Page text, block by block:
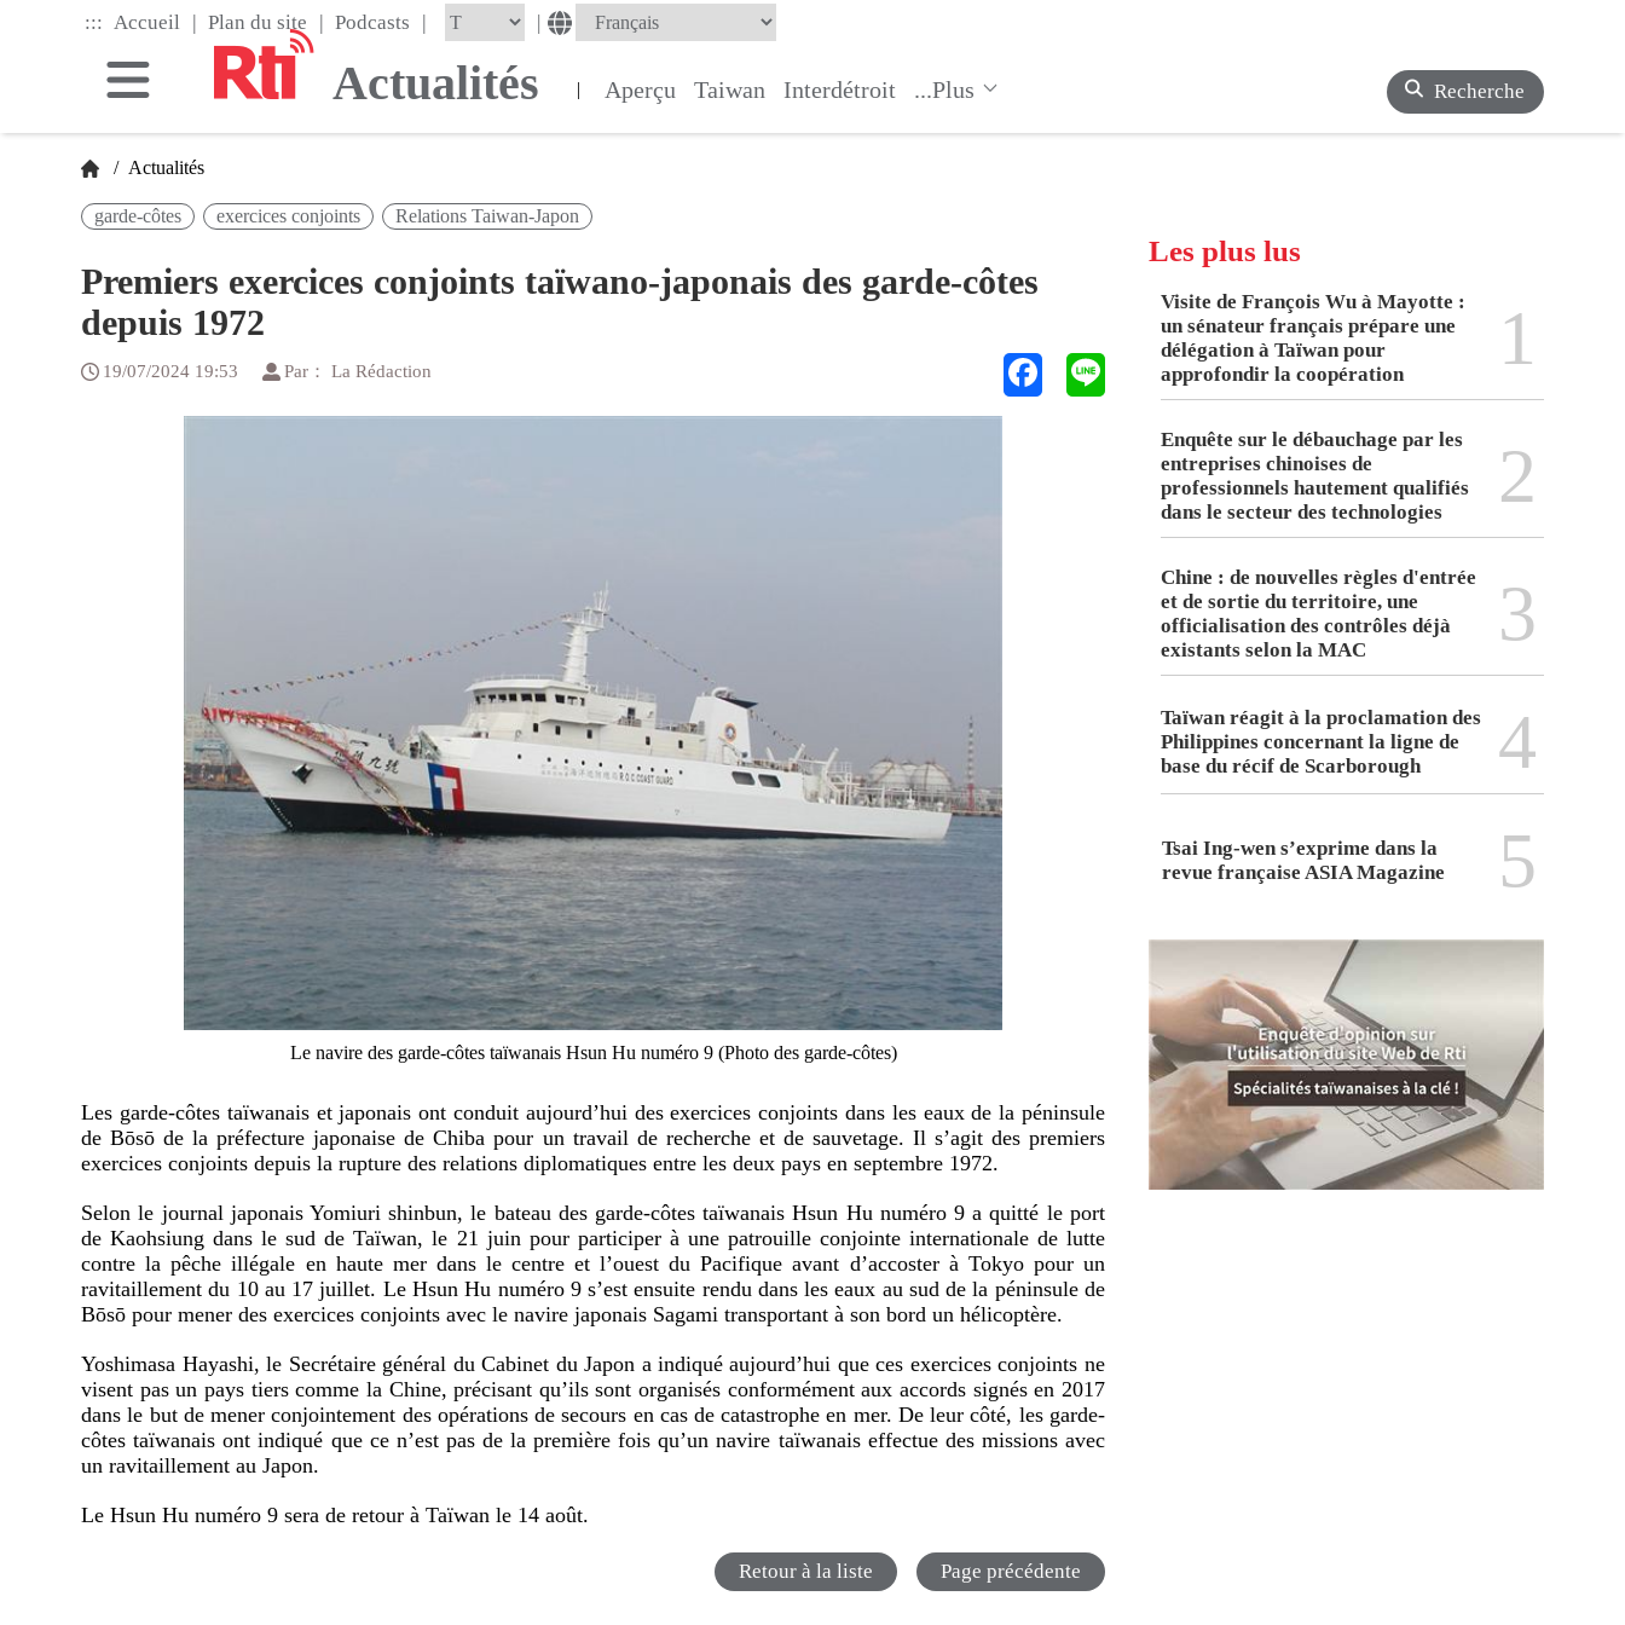
::: Accueil | Plan du site | Podcasts | |
Actualités | Aperçu Taiwan Interdétroit ...Plus Recherche
/ Actualités
garde-côtes exercices conjoints Relations Taiwan-Japon
Premiers exercices conjoints taïwano-japonais des garde-côtes
depuis 1972
19/07/2024 19:53 Par： La Rédaction
Le navire des garde-côtes taïwanais Hsun Hu numéro 9 (Photo des garde-côtes)
Les garde-côtes taïwanais et japonais ont conduit aujourd’hui des exercices conjoints dans les eaux de la péninsule
de Bōsō de la préfecture japonaise de Chiba pour un travail de recherche et de sauvetage. Il s’agit des premiers
exercices conjoints depuis la rupture des relations diplomatiques entre les deux pays en septembre 1972.
Selon le journal japonais Yomiuri shinbun, le bateau des garde-côtes taïwanais Hsun Hu numéro 9 a quitté le port
de Kaohsiung dans le sud de Taïwan, le 21 juin pour participer à une patrouille conjointe internationale de lutte
contre la pêche illégale en haute mer dans le centre et l’ouest du Pacifique avant d’accoster à Tokyo pour un
ravitaillement du 10 au 17 juillet. Le Hsun Hu numéro 9 s’est ensuite rendu dans les eaux au sud de la péninsule de
Bōsō pour mener des exercices conjoints avec le navire japonais Sagami transportant à son bord un hélicoptère.
Yoshimasa Hayashi, le Secrétaire général du Cabinet du Japon a indiqué aujourd’hui que ces exercices conjoints ne
visent pas un pays tiers comme la Chine, précisant qu’ils sont organisés conformément aux accords signés en 2017
dans le but de mener conjointement des opérations de secours en cas de catastrophe en mer. De leur côté, les garde-
côtes taïwanais ont indiqué que ce n’est pas de la première fois qu’un navire taïwanais effectue des missions avec
un ravitaillement au Japon.
Le Hsun Hu numéro 9 sera de retour à Taïwan le 14 août.
Retour à la liste Page précédente
Les plus lus
Visite de François Wu à Mayotte :
un sénateur français prépare une
délégation à Taïwan pour
approfondir la coopération
1
Enquête sur le débauchage par les
entreprises chinoises de
professionnels hautement qualifiés
dans le secteur des technologies
2
Chine : de nouvelles règles d'entrée
et de sortie du territoire, une
officialisation des contrôles déjà
existants selon la MAC
3
Taïwan réagit à la proclamation des
Philippines concernant la ligne de
base du récif de Scarborough
4
Tsai Ing-wen s’exprime dans la
revue française ASIA Magazine
5